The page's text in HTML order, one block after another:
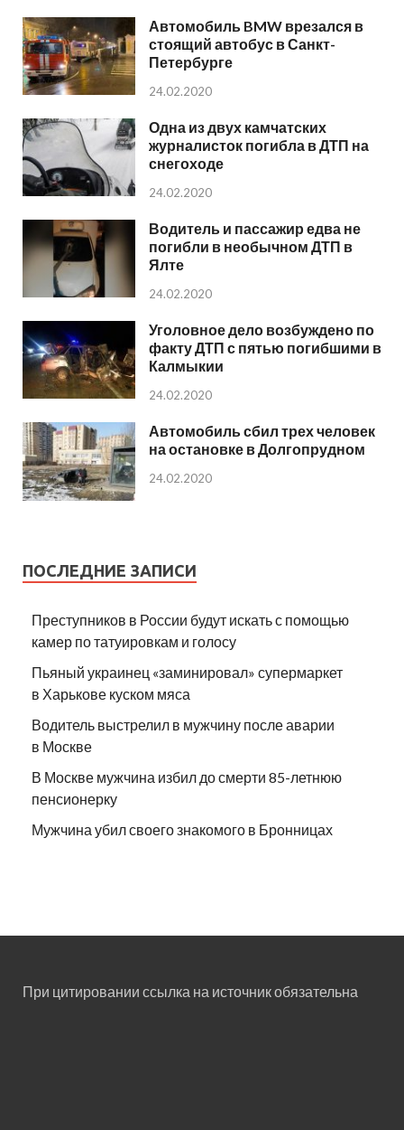
Автомобиль BMW врезался в
стоящий автобус в Санкт-
Петербурге
24.02.2020
Одна из двух камчатских
журналисток погибла в ДТП на
снегоходе
24.02.2020
Водитель и пассажир едва не
погибли в необычном ДТП в
Ялте
24.02.2020
Уголовное дело возбуждено по
факту ДТП с пятью погибшими в
Калмыкии
24.02.2020
Автомобиль сбил трех человек
на остановке в Долгопрудном
24.02.2020
ПОСЛЕДНИЕ ЗАПИСИ
Преступников в России будут искать с помощью
камер по татуировкам и голосу
Пьяный украинец «заминировал» супермаркет
в Харькове куском мяса
Водитель выстрелил в мужчину после аварии
в Москве
В Москве мужчина избил до смерти 85-летнюю
пенсионерку
Мужчина убил своего знакомого в Бронницах
При цитировании ссылка на источник обязательна